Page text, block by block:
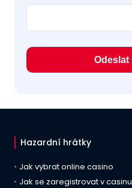
Hazardní hrátky
Jak vybrat online casino
Jak se zaregistrovat v casinu